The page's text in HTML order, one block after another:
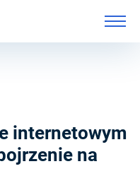
internetowym
na